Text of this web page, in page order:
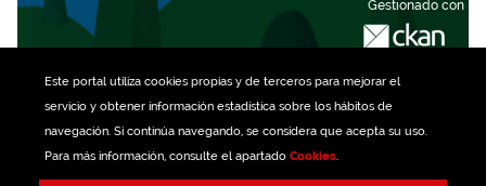
Este portal utiliza cookiespropias y de terceros para mejorar el
servicio y obtener información estadística sobre los hábitos de
navegación. Si continúa navegando, se considera que acepta su uso.
Para más información, consulte el apartado Cookies.
Gestionado con